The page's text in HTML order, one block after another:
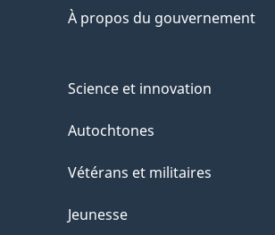
À propos du gouvernement
Science et innovation
Autochtones
Vétérans et militaires
Jeunesse